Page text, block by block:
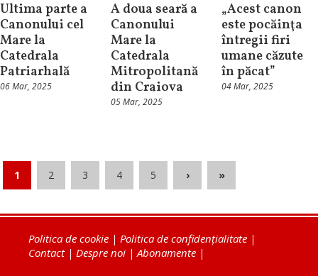
Ultima parte a
Canonului cel
Mare la
Catedrala
Patriarhală
06 Mar, 2025
A doua seară a
Canonului
Mare la
Catedrala
Mitropolitană
din Craiova
05 Mar, 2025
„Acest canon
este pocăinţa
întregii firi
umane căzute
în păcat”
04 Mar, 2025
1 2 3 4 5 › »
Politica de cookie | Politica de confidențialitate |
Contact| Despre noi |Abonamente |